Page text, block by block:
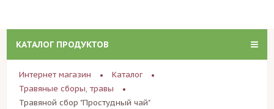
КАТАЛОГ ПРОДУКТОВ
Интернет магазин
Каталог
Травяные сборы, травы
Травяной сбор "Простудный чай"